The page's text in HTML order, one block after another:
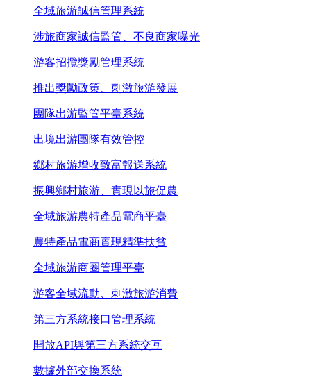
全域旅游誠信管理系統
涉旅商家誠信監管、不良商家曝光
游客招攬獎勵管理系統
推出獎勵政策、刺激旅游發展
團隊出游監管平臺系統
出境出游團隊有效管控
鄉村旅游增收致富報送系統
振興鄉村旅游、實現以旅促農
全域旅游農特產品電商平臺
農特產品電商實現精準扶貧
全域旅游商圈管理平臺
游客全域流動、刺激旅游消費
第三方系統接口管理系統
開放API與第三方系統交互
數據外部交換系統